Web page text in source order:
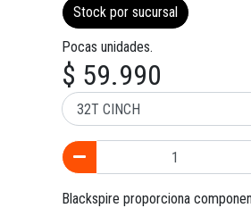
Stock por sucursal
Pocas unidades.
$ 59.990
Blackspire proporciona